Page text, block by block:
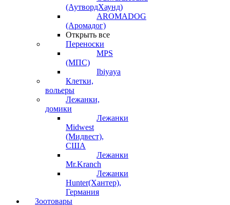
(АутвордХаунд)
AROMADOG
(Аромадог)
Открыть все
Переноски
MPS
(МПС)
Ibiyaya
Клетки,
вольеры
Лежанки,
домики
Лежанки
Midwest
(Мидвест),
США
Лежанки
Mr.Kranch
Лежанки
Hunter(Хантер),
Германия
Зоотовары